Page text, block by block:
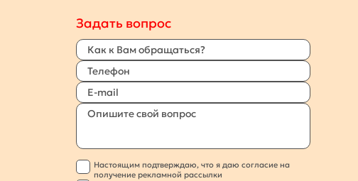
Задать вопрос
Настоящим подтверждаю, что я даю согласие на
получение рекламной рассылки